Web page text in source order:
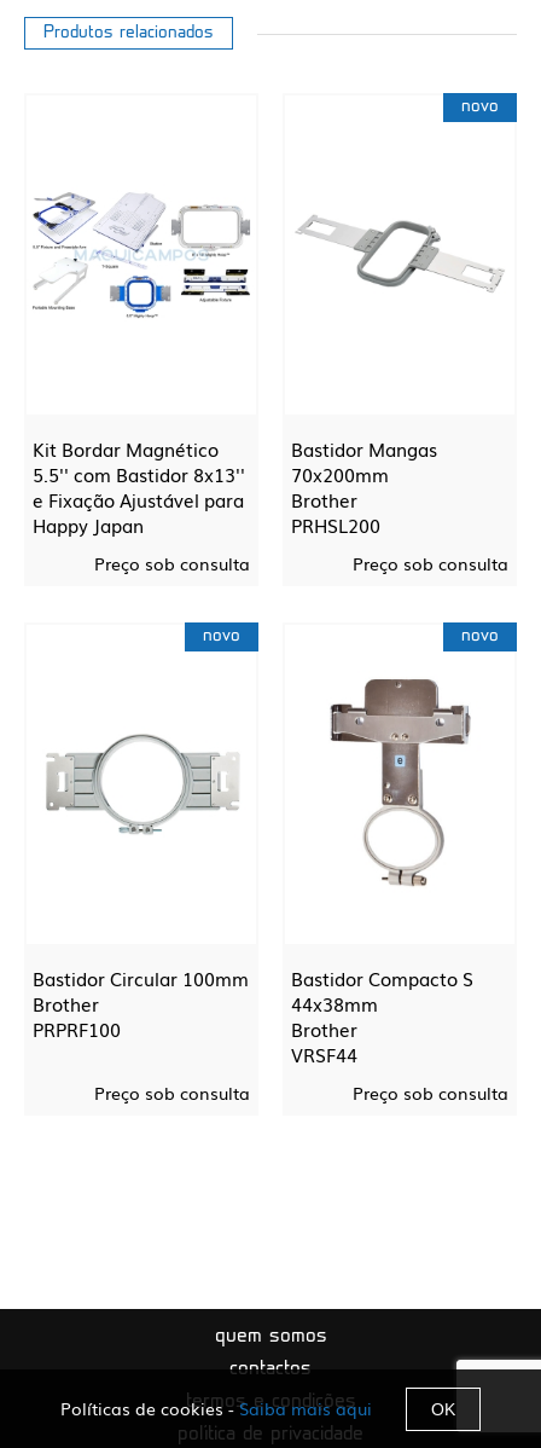
Produtos relacionados
Kit Bordar Magnético
5.5'' com Bastidor 8x13''
e Fixação Ajustável para
Happy Japan
MHK-HP360-55-HP520-
Preço sob consulta
novo
Bastidor Mangas
70x200mm
Brother
PRHSL200
Preço sob consulta
novo
Bastidor Circular 100mm
Brother
PRPRF100
Preço sob consulta
novo
Bastidor Compacto S
44x38mm
Brother
VRSF44
Preço sob consulta
quem somos
contactos
termos e condições
política de privacidade
Políticas de cookies -Saiba mais aqui OK